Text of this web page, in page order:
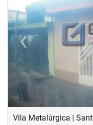
‹Previous
Vila Metalúrgica |